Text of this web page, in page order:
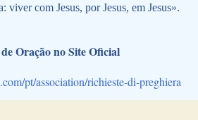
viver com Jesus, por Jesus, em Jesus».
Oração no Site Oficial
pt/association/richieste-di-preghiera